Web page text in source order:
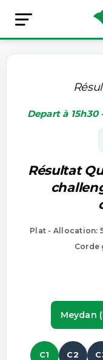
Depart à 15h30
Résultat
Plat - Allocation:
Corde
Meydan
C1 C2